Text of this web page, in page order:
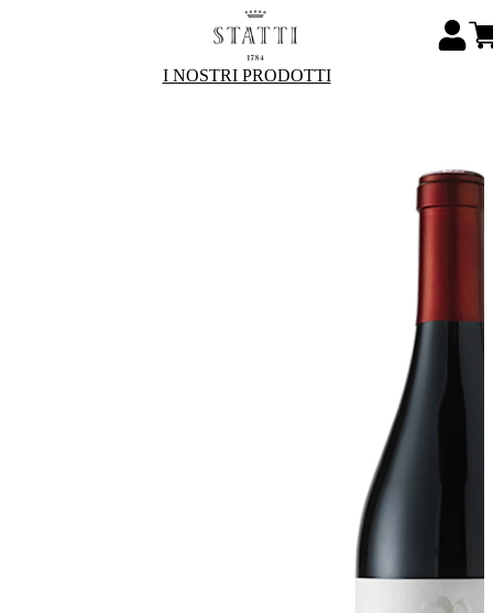
I NOSTRI PRODOTTI